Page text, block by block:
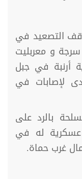
التصعيد في
و معربليت
أرنبة في جبل
لإصابات في
بالرد على
له في
غرب حماة.